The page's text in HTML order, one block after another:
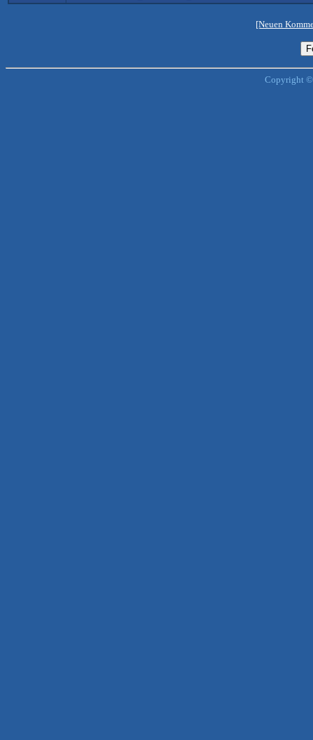
[Neuen
Copyright ©